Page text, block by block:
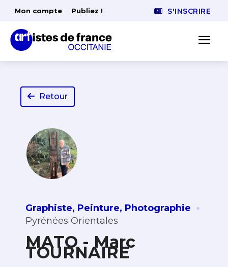
Mon compte Publiez ! S'INSCRIRE
Retour
Graphiste, Peinture, Photographie ·
Pyrénées Orientales
MATO - Marc
TOURNAIRE